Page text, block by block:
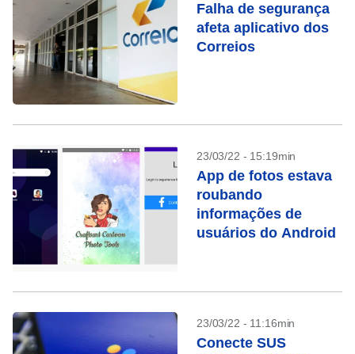
Falha de segurança
afeta aplicativo dos
Correios
23/03/22 - 15:19min
App de fotos estava
roubando
informações de
usuários do Android
23/03/22 - 11:16min
Conecte SUS